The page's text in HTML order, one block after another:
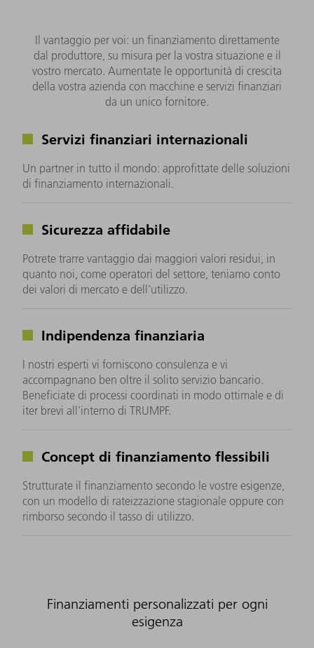
Il vantaggio per voi: un finanziamento direttamente
dal produttore, su misura per la vostra situazione e il
vostro mercato. Aumentate le opportunità di crescita
della vostra azienda con macchine e servizi finanziari
da un unico fornitore.
Servizi finanziari internazionali
Un partner in tutto il mondo: approfittate delle soluzioni
di finanziamento internazionali.
Sicurezza affidabile
Potrete trarre vantaggio dai maggiori valori residui, in
quanto noi, come operatori del settore, teniamo conto
dei valori di mercato e dell'utilizzo.
Indipendenza finanziaria
I nostri esperti vi forniscono consulenza e vi
accompagnano ben oltre il solito servizio bancario.
Beneficiate di processi coordinati in modo ottimale e di
iter brevi all'interno di TRUMPF.
Concept di finanziamento flessibili
Strutturate il finanziamento secondo le vostre esigenze,
con un modello di rateizzazione stagionale oppure con
rimborso secondo il tasso di utilizzo.
Finanziamenti personalizzati per ogni
esigenza